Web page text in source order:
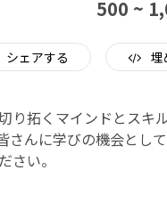
500 ~
シェアする 埋
り拓くマインドとスキ
んに学びの機会とし
さい。